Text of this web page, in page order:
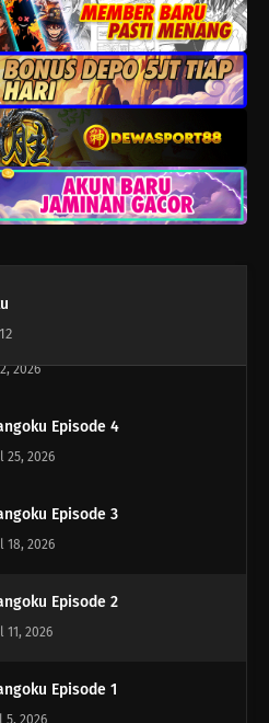
2026
Episode 8
2026
Episode 7
2026
Episode 5
2026
Episode 4
25, 2026
Episode 3
18, 2026
Episode 2
11, 2026
Episode 1
5, 2026